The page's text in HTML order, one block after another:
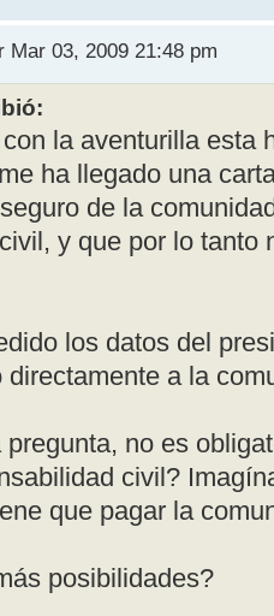
03, 2009 21:48 pm
la aventurilla esta
ha llegado una
de la
y que por lo tanto
los datos del
directamente a la
no es
civil?
que pagar la
posibilidades?